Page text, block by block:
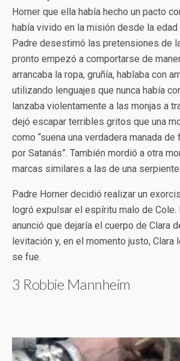
Horner que ella había hecho un pacto
había vivido en la misión desde la edad
Padre desestimó las pretensiones de
pronto empezó a comportarse de
arrancaba la ropa, gruñía, hablaba con
utilizando lenguajes que nunca había
lanzaba violentamente a las monjas a
dejó escapar terribles gritos que una
como “suena una verdadera manada
por Satanás”. También mordió a otra
marcas similares a las de una serpiente.
Padre Horner decidió realizar un
logró expulsar el espíritu malo de Cole.
anunció que dejaría el cuerpo de Clara
levitación y, en el momento justo, Clara
se fue.
3 Robbie Mannheim